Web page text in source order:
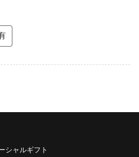
シャルギフト